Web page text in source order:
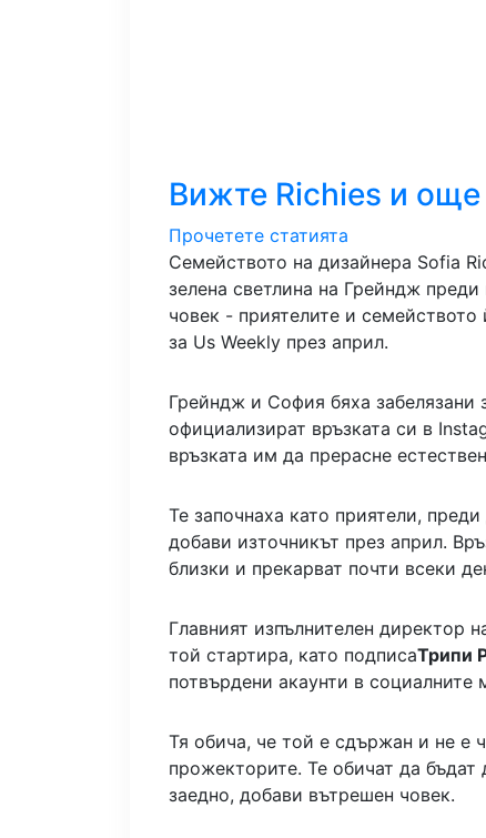
Вижте Richies и още
Прочетете статията
Семейството на дизайнера Sofia
зелена светлина на Грейндж
човек - приятелите и
за Us Weekly през април.
Грейндж и София бяха забелязани
официализират връзката си в
връзката им да прерасне
Те започнаха като приятели,
добави източникът през април.
близки и прекарват почти всеки
Главният изпълнителен директор
той стартира, като подписаТрипи
потвърдени акаунти в социалните
Тя обича, че той е сдържан и не е
прожекторите. Те обичат да
заедно, добави вътрешен човек.